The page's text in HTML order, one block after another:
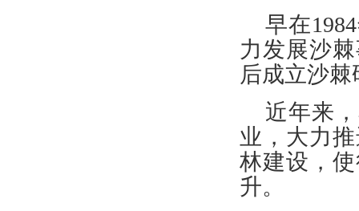
早在
力发展沙
后成立沙
近年来
业，大力
林建设，
升。